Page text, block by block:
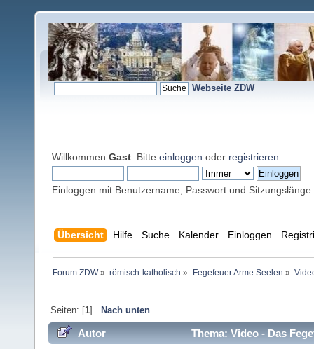
Webseite ZDW
Willkommen Gast . Bitte einloggen oder registrieren
Einloggen mit Benutzername, Passwort und Sitzungslänge
Übersicht Hilfe Suche Kalender Einloggen
Forum ZDW» römisch-katholisch » Fegefeuer Arme Seelen »
Seiten: [1] Nach unten
Autor Thema: Video - Das